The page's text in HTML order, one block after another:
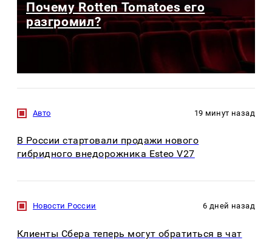
Почему Rotten Tomatoes его
разгромил?
Авто 19 минут назад
В России стартовали продажи нового
гибридного внедорожника Esteo V27
Новости России 6 дней назад
Клиенты Сбера теперь могут обратиться в чат